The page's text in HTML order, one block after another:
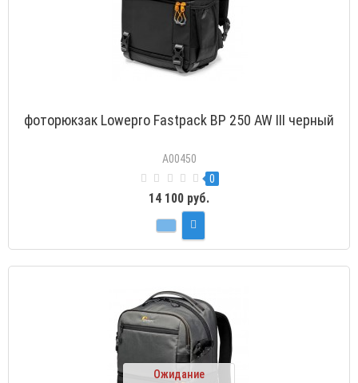
фоторюкзак Lowepro Fastpack BP 250 AW III черный
A00450
0
14 100 руб.
Ожидание